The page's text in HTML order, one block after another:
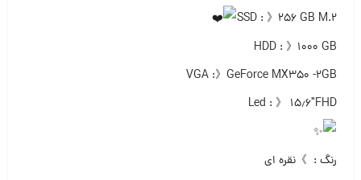
SSD : 》۲۵۶ GB M.2
HDD : 》۱۰۰۰ GB
VGA :》GeForce MX350 -2GB
Led : 》 ۱۵٫۶″FHD
رنگ : 》نقره ای